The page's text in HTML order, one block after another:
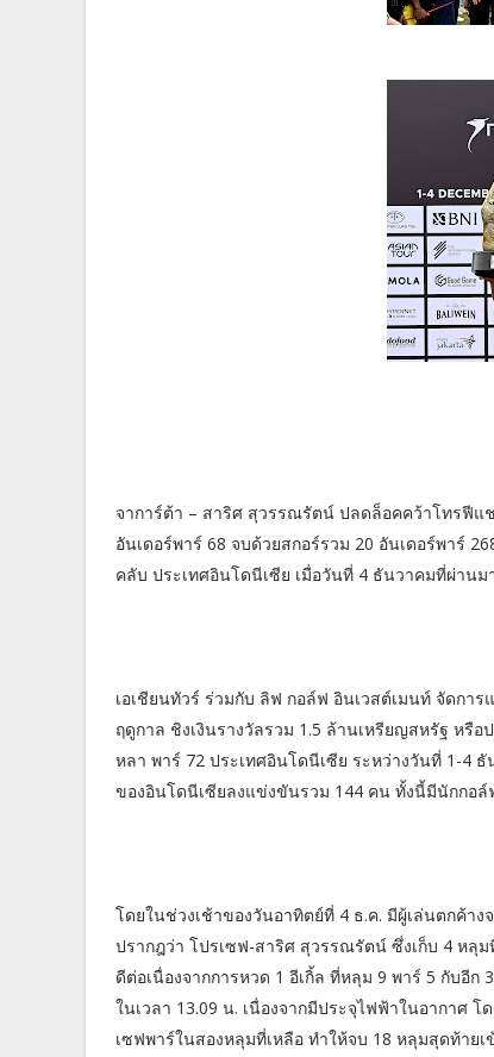
จาการ์ต้า – สาริศ สุวรรณรัตน์ ปลดล็อคคว้าโทรฟีแ
อันเดอร์พาร์ 68 จบด้วยสกอร์รวม 20 อันเดอร์พาร์
คลับ ประเทศอินโดนีเซีย เมื่อวันที่ 4 ธันวาคมที่ผ่าน
เอเชียนทัวร์ ร่วมกับ ลิฟ กอล์ฟ อินเวสต์เมนท์ จัดก
ฤดูกาล ชิงเงินรางวัลรวม 1.5 ล้านเหรียญสหรัฐ ห
หลา พาร์ 72 ประเทศอินโดนีเซีย ระหว่างวันที่ 1-4
ของอินโดนีเซียลงแข่งขันรวม 144 คน ทั้งนี้มีนักกอ
โดยในช่วงเช้าของวันอาทิตย์ที่ 4 ธ.ค. มีผู้เล่นตกค้า
ปรากฎว่า โปรเซฟ-สาริศ สุวรรณรัตน์ ซึ่งเก็บ 4 หลุ
ดีต่อเนื่องจากการหวด 1 อีเกิ้ล ที่หลุม 9 พาร์ 5 กับอี
ในเวลา 13.09 น. เนื่องจากมีประจุไฟฟ้าในอากาศ
เซฟพาร์ในสองหลุมที่เหลือ ทำให้จบ 18 หลุมสุดท้าย